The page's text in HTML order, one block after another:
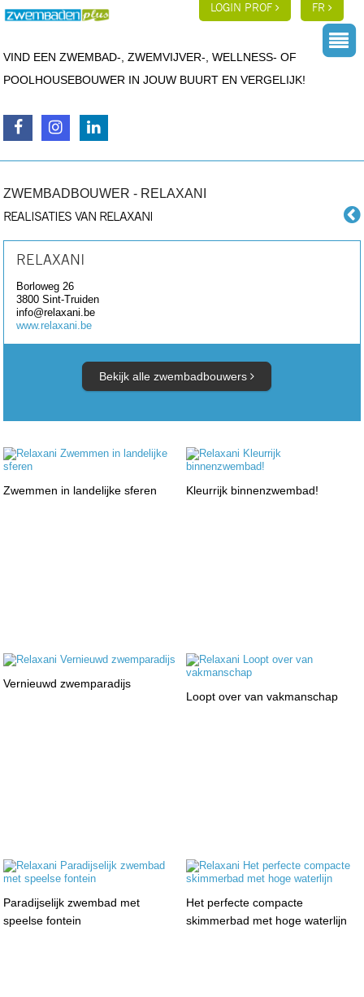
LOGIN PROF FR
VIND EEN ZWEMBAD-, ZWEMVIJVER-, WELLNESS- OF
POOLHOUSEBOUWER IN JOUW BUURT EN VERGELIJK!
ZWEMBADBOUWER - RELAXANI
REALISATIES VAN RELAXANI
RELAXANI
Borloweg 26
3800Sint-Truiden
info@relaxani.be
www.relaxani.be
Bekijk alle zwembadbouwers
Zwemmen in landelijke sferen Kleurrijk binnenzwembad!
Vernieuwd zwemparadijs
Loopt over van vakmanschap
Paradijselijk zwembad met
speelse fontein
Het perfecte compacte
skimmerbad met hoge waterlijn